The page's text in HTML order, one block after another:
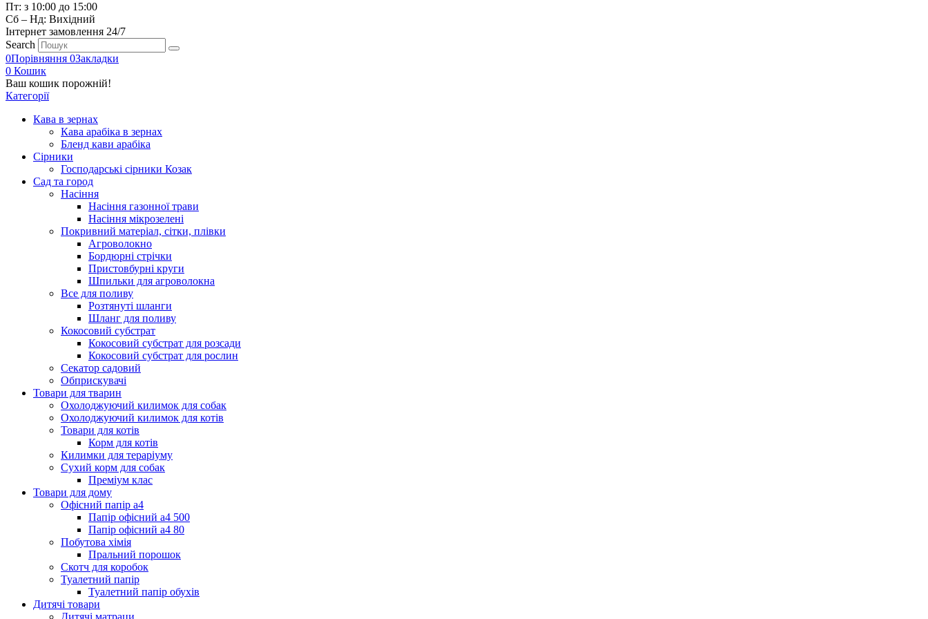
Пт: з 10:00 до 15:00
Сб – Нд: Вихідний
Інтернет замовлення 24/7
Search
0Порівняння 0Закладки
0 Кошик
Ваш кошик порожній!
Категорії
Кава в зернах
Кава арабіка в зернах
Бленд кави арабіка
Сірники
Господарські сірники Козак
Сад та город
Насіння
Насіння газонної трави
Насіння мікрозелені
Покривний матеріал, сітки, плівки
Агроволокно
Бордюрні стрічки
Пристовбурні круги
Шпильки для агроволокна
Все для поливу
Розтянуті шланги
Шланг для поливу
Кокосовий субстрат
Кокосовий субстрат для розсади
Кокосовий субстрат для рослин
Секатор садовий
Обприскувачі
Товари для тварин
Охолоджуючий килимок для собак
Охолоджуючий килимок для котів
Товари для котів
Корм для котів
Килимки для тераріуму
Сухий корм для собак
Преміум клас
Товари для дому
Офісний папір а4
Папір офісний а4 500
Папір офісний а4 80
Побутова хімія
Пральний порошок
Скотч для коробок
Туалетний папір
Туалетний папір обухів
Дитячі товари
Дитячі матраци